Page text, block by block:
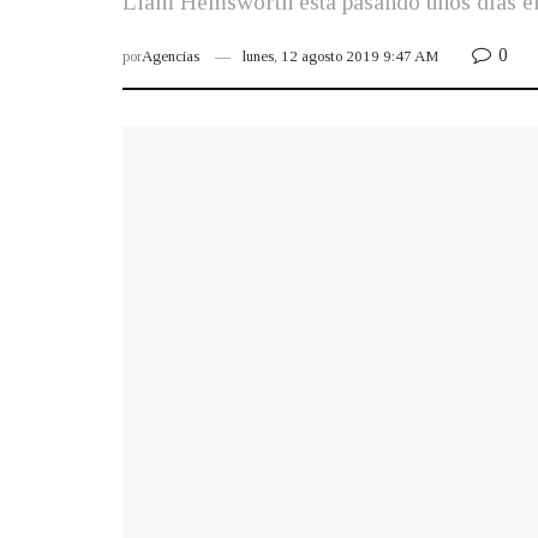
porAgencias lunes, 12 agosto 2019 9:47 AM 0